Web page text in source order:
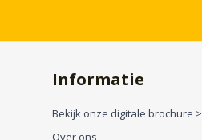
Informatie
Bekijk onze digitale brochure >
Over ons